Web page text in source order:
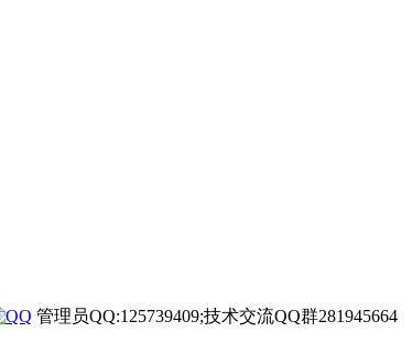
管理员QQ:125739409;技术交流QQ群281945664